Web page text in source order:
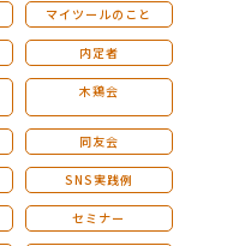
マイツールのこと
内定者
木鶏会
同友会
SNS実践例
セミナー